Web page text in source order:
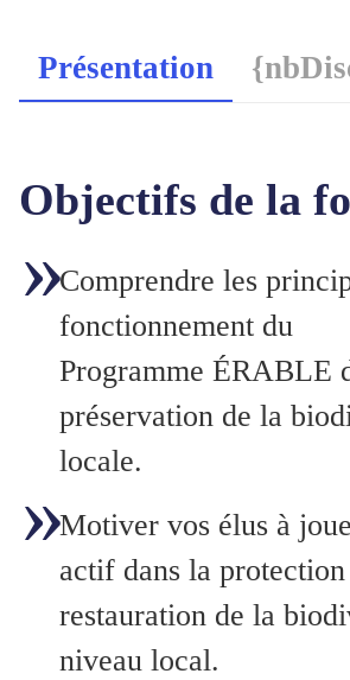
Présentation
Objectifs de la
Comprendre les
fonctionnement du
Programme ÉRABLE
préservation de la
locale.
Motiver vos élus à
actif dans la
restauration de la
niveau local.